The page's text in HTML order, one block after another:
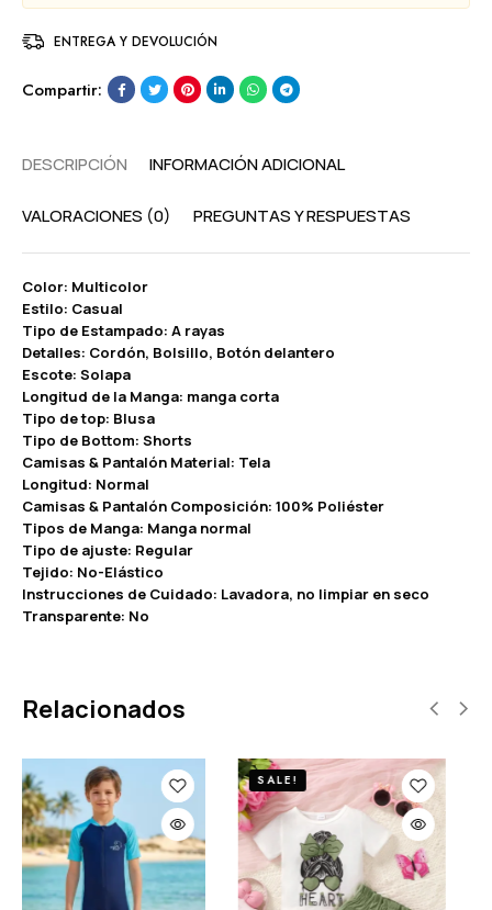
ENTREGA Y DEVOLUCIÓN
Compartir:
DESCRIPCIÓN INFORMACIÓN ADICIONAL
VALORACIONES (0) PREGUNTAS Y RESPUESTAS
Color: Multicolor
Estilo: Casual
Tipo de Estampado: A rayas
Detalles: Cordón, Bolsillo, Botón delantero
Escote: Solapa
Longitud de la Manga: manga corta
Tipo de top: Blusa
Tipo de Bottom: Shorts
Camisas & Pantalón Material: Tela
Longitud: Normal
Camisas & Pantalón Composición: 100% Poliéster
Tipos de Manga: Manga normal
Tipo de ajuste: Regular
Tejido: No-Elástico
Instrucciones de Cuidado: Lavadora, no limpiar en seco
Transparente: No
Relacionados
SALE! SALE!